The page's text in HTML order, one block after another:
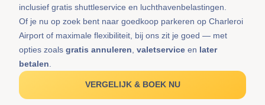
inclusief gratis shuttleservice en luchthavenbelastingen.
Of je nu op zoek bent naar goedkoop parkeren op Charleroi
Airport of maximale flexibiliteit, bij ons zit je goed — met
opties zoals gratis annuleren valetservice en later
betalen
VERGELIJK & BOEK NU